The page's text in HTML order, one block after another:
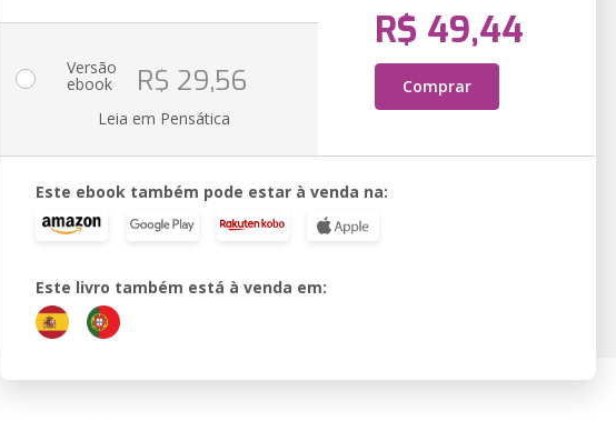
R$ 49,44
Comprar
Versão
ebook R$ 29,56
Leia em Pensática
Este ebook também pode estar à venda na:
Este livro também está à venda em: